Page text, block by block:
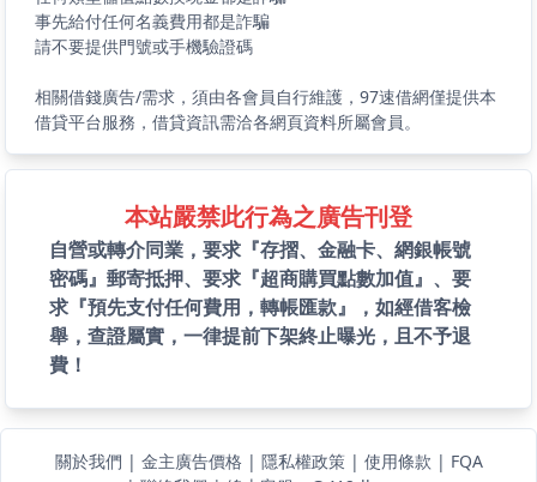
事先給付任何名義費用都是詐騙
請不要提供門號或手機驗證碼
相關借錢廣告/需求，須由各會員自行維護，97速借網僅提供本
借貸平台服務，借貸資訊需洽各網頁資料所屬會員。
本站嚴禁此行為之廣告刊登
自營或轉介同業，要求『存摺、金融卡、網銀帳號
密碼』郵寄抵押、要求『超商購買點數加值』、要
求『預先支付任何費用，轉帳匯款』，如經借客檢
舉，查證屬實，一律提前下架終止曝光，且不予退
費！
關於我們 | 金主廣告價格| 隱私權政策| 使用條款 | FQA